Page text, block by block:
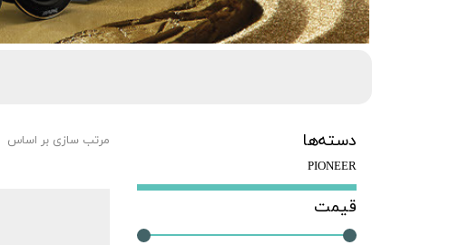
اسپیکر ALPINE
دسته‌ها
PIONEER
قیمت
مرتب سازی بر اساس